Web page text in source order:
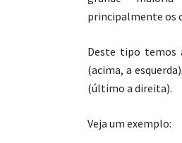
principalmente os
Deste tipo temos
(acima, a
(último a direita).
Veja um exemplo: